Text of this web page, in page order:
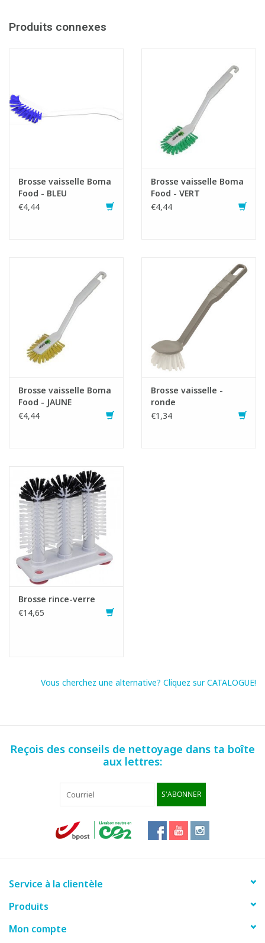
Fiche produit
Produits connexes
Brosse vaisselle Boma
Food - BLEU
€4,44
Brosse vaisselle Boma
Food - VERT
€4,44
Brosse vaisselle Boma
Food - JAUNE
€4,44
Brosse vaisselle -
ronde
€1,34
Brosse rince-verre
€14,65
Vous cherchez une alternative? Cliquez sur CATALOGUE!
Reçois des conseils de nettoyage dans ta boîte
aux lettres:
S'ABONNER
Service à la clientèle
Produits
Mon compte